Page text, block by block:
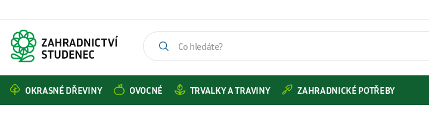
OKRASNÉ DŘEVINY OVOCNÉ TRVALKY A TRAVINY ZAHRADNICKÉ POTŘEBY